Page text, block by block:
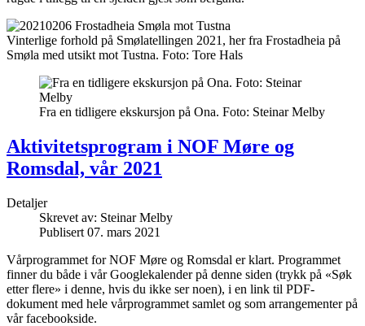
Vinterlige forhold på Smølatellingen 2021, her fra Frostadheia på
Smøla med utsikt mot Tustna. Foto: Tore Hals
Fra en tidligere ekskursjon på Ona. Foto: Steinar Melby
Aktivitetsprogram i NOF Møre og
Romsdal, vår 2021
Detaljer
Skrevet av: Steinar Melby
Publisert 07. mars 2021
Vårprogrammet for NOF Møre og Romsdal er klart. Programmet
finner du både i vår Googlekalender på denne siden (trykk på «Søk
etter flere» i denne, hvis du ikke ser noen), i en link til PDF-
dokument med hele vårprogrammet samlet og som arrangementer på
vår facebookside.